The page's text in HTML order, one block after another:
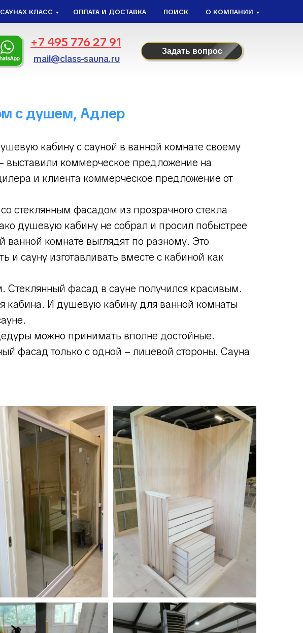
КЛАСС ОПЛАТА И ДОСТАВКА ПОИСК О КОМПАНИИ
+7 495 776 27 91
mail@class-sauna.ru
Задать вопрос
с душем, Адлер
кабину с сауной в ванной комнате своему
коммерческое предложение на
и клиента коммерческое предложение от
стеклянным фасадом из прозрачного стекла
душевую кабину не собрал и просил побыстрее
ванной комнате выглядят по разному. Это
и сауну изготавливать вместе с кабиной как
фасад в сауне получился красивым.
кабина. И душевую кабину для ванной комнаты
можно принимать вполне достойные.
фасад только с одной – лицевой стороны. Сауна